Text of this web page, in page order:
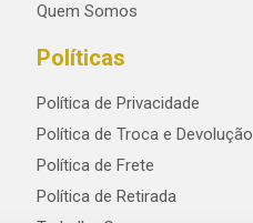
Quem Somos
Políticas
Política de Privacidade
Política de Troca e Devolução
Política de Frete
Política de Retirada